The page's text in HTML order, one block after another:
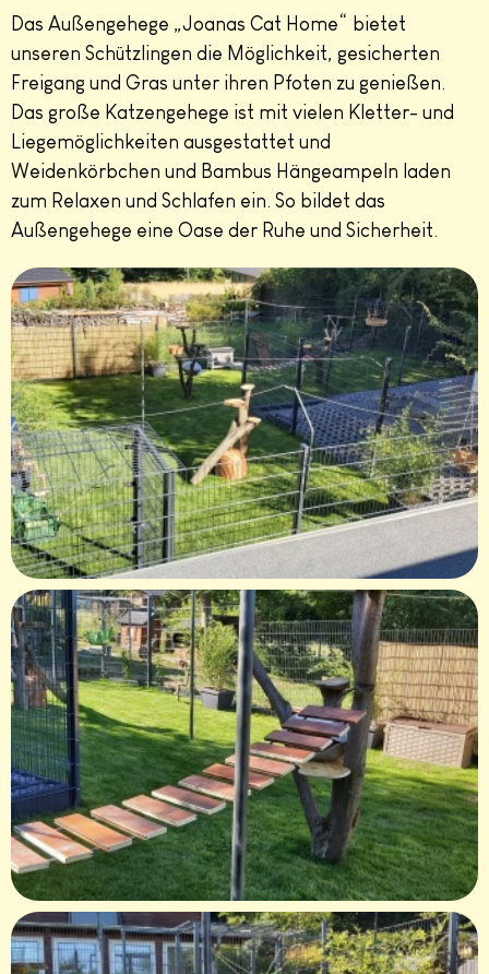
Das Außengehege „Joanas Cat Home“ bietet
unseren Schützlingen die Möglichkeit, gesicherten
Freigang und Gras unter ihren Pfoten zu genießen.
Das große Katzengehege ist mit vielen Kletter- und
Liegemöglichkeiten ausgestattet und
Weidenkörbchen und Bambus Hängeampeln laden
zum Relaxen und Schlafen ein. So bildet das
Außengehege eine Oase der Ruhe und Sicherheit.